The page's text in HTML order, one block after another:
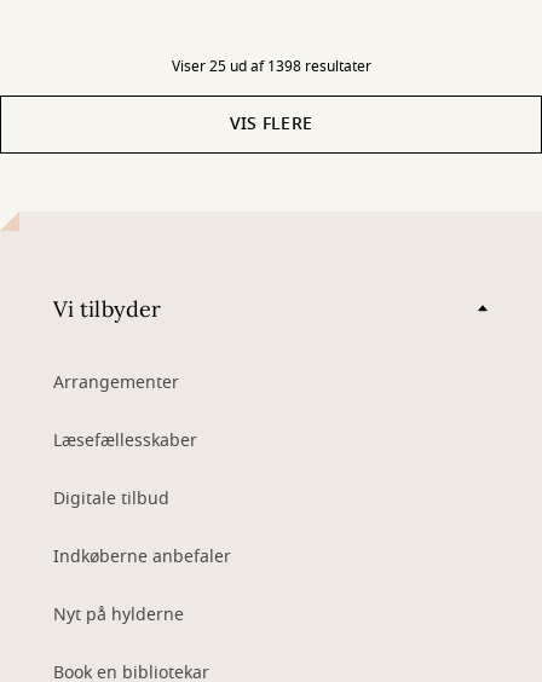
Viser 25 ud af 1398 resultater
VIS FLERE
Vi tilbyder
Arrangementer
Læsefællesskaber
Digitale tilbud
Indkøberne anbefaler
Nyt på hylderne
Book en bibliotekar